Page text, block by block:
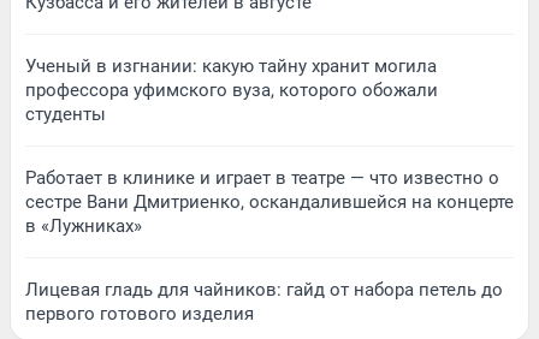
Ученый в изгнании: какую тайну хранит могила
профессора уфимского вуза, которого обожали
студенты
Работает в клинике и играет в театре — что известно о
сестре Вани Дмитриенко, оскандалившейся на концерте
в «Лужниках»
Лицевая гладь для чайников: гайд от набора петель до
первого готового изделия